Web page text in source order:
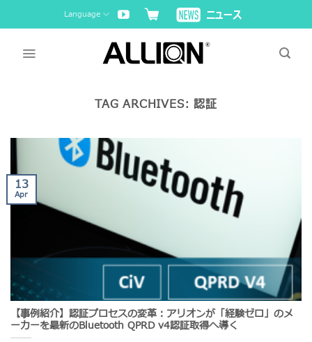
to
Language
TAG ARCHIVES:認証
【事例紹介】認証プロセスの変革：アリオンが「経験ゼロ」のメ
ーカーを最新のBluetooth QPRD v4認証取得へ導く
13
Apr